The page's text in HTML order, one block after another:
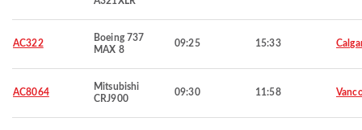
AC322
Boeing 737
MAX 8
09:25 15:33
AC8064
Mitsubishi
CRJ900
09:30 11:58